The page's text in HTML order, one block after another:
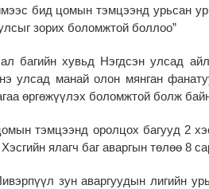
бид цомын тэмцээнд урьсан
зорих боломжтой боллоо”
багийн хувьд Нэгдсэн улсад
улсад манай олон мянган
өргөжүүлэх боломжтой болж
тэмцээнд оролцох багууд 2
ялагч баг аваргын төлөө 8
зун аваргуудын лигийн